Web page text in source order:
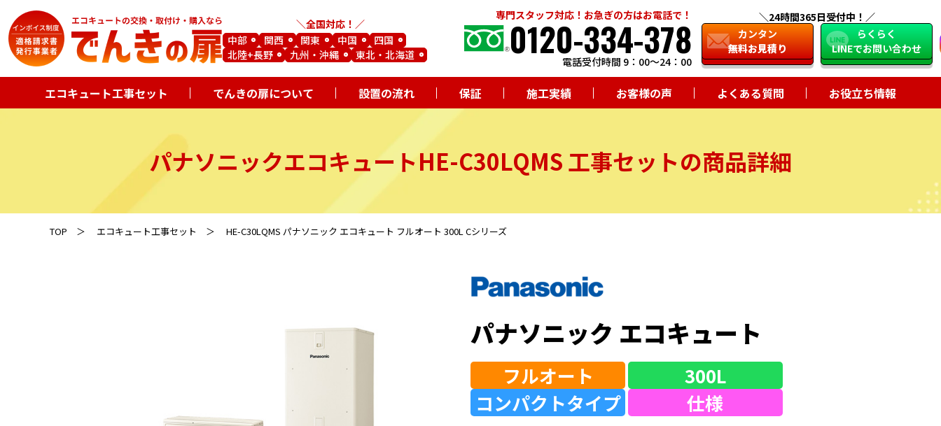
全国対応！
中部
関西 関東 中国
四国
北陸+長野
九州・沖縄 東北・北海道
専門スタッフ対応！お急ぎの方はお電話で！
0120-334-378
電話受付時間 9：00～24：00
24時間365日受付中！
カンタン
無料お見積り
らくらく
LINEでお問い合わせ
エコキュート工事セット でんきの扉について 設置の流れ 保証 施工実績 お客様の声 よくある質問 お役立ち情報
パナソニックエコキュートHE-C30LQMS工事セットの商品詳細
TOP エコキュート工事セット HE-C30LQMS パナソニック エコキュート フルオート 300L Cシリーズ
パナソニック エコキュート
フルオート
300L
コンパクトタイプ 仕様
close